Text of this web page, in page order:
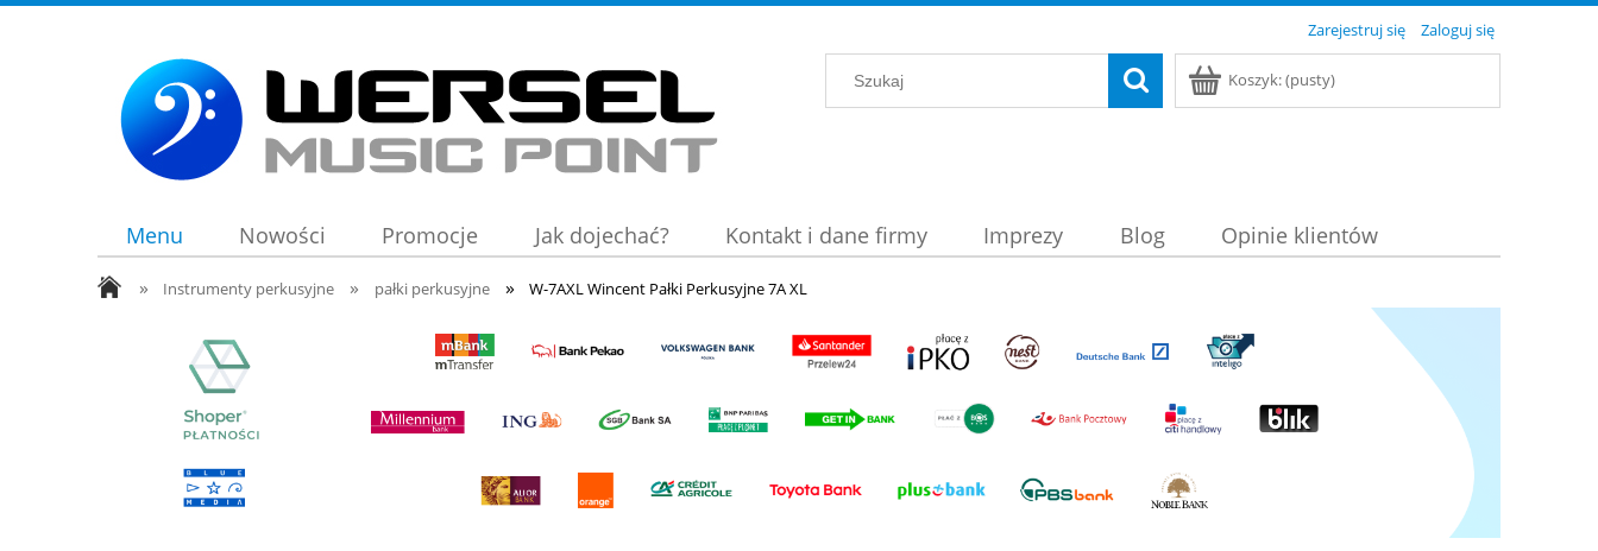
Zarejestruj się Zaloguj się
Koszyk:(pusty)
Menu Nowości Promocje Jak dojechać? Kontakt i dane firmy Imprezy Blog Opinie klientów
» Instrumenty perkusyjne » pałki perkusyjne » W-7AXL Wincent Pałki Perkusyjne 7A XL